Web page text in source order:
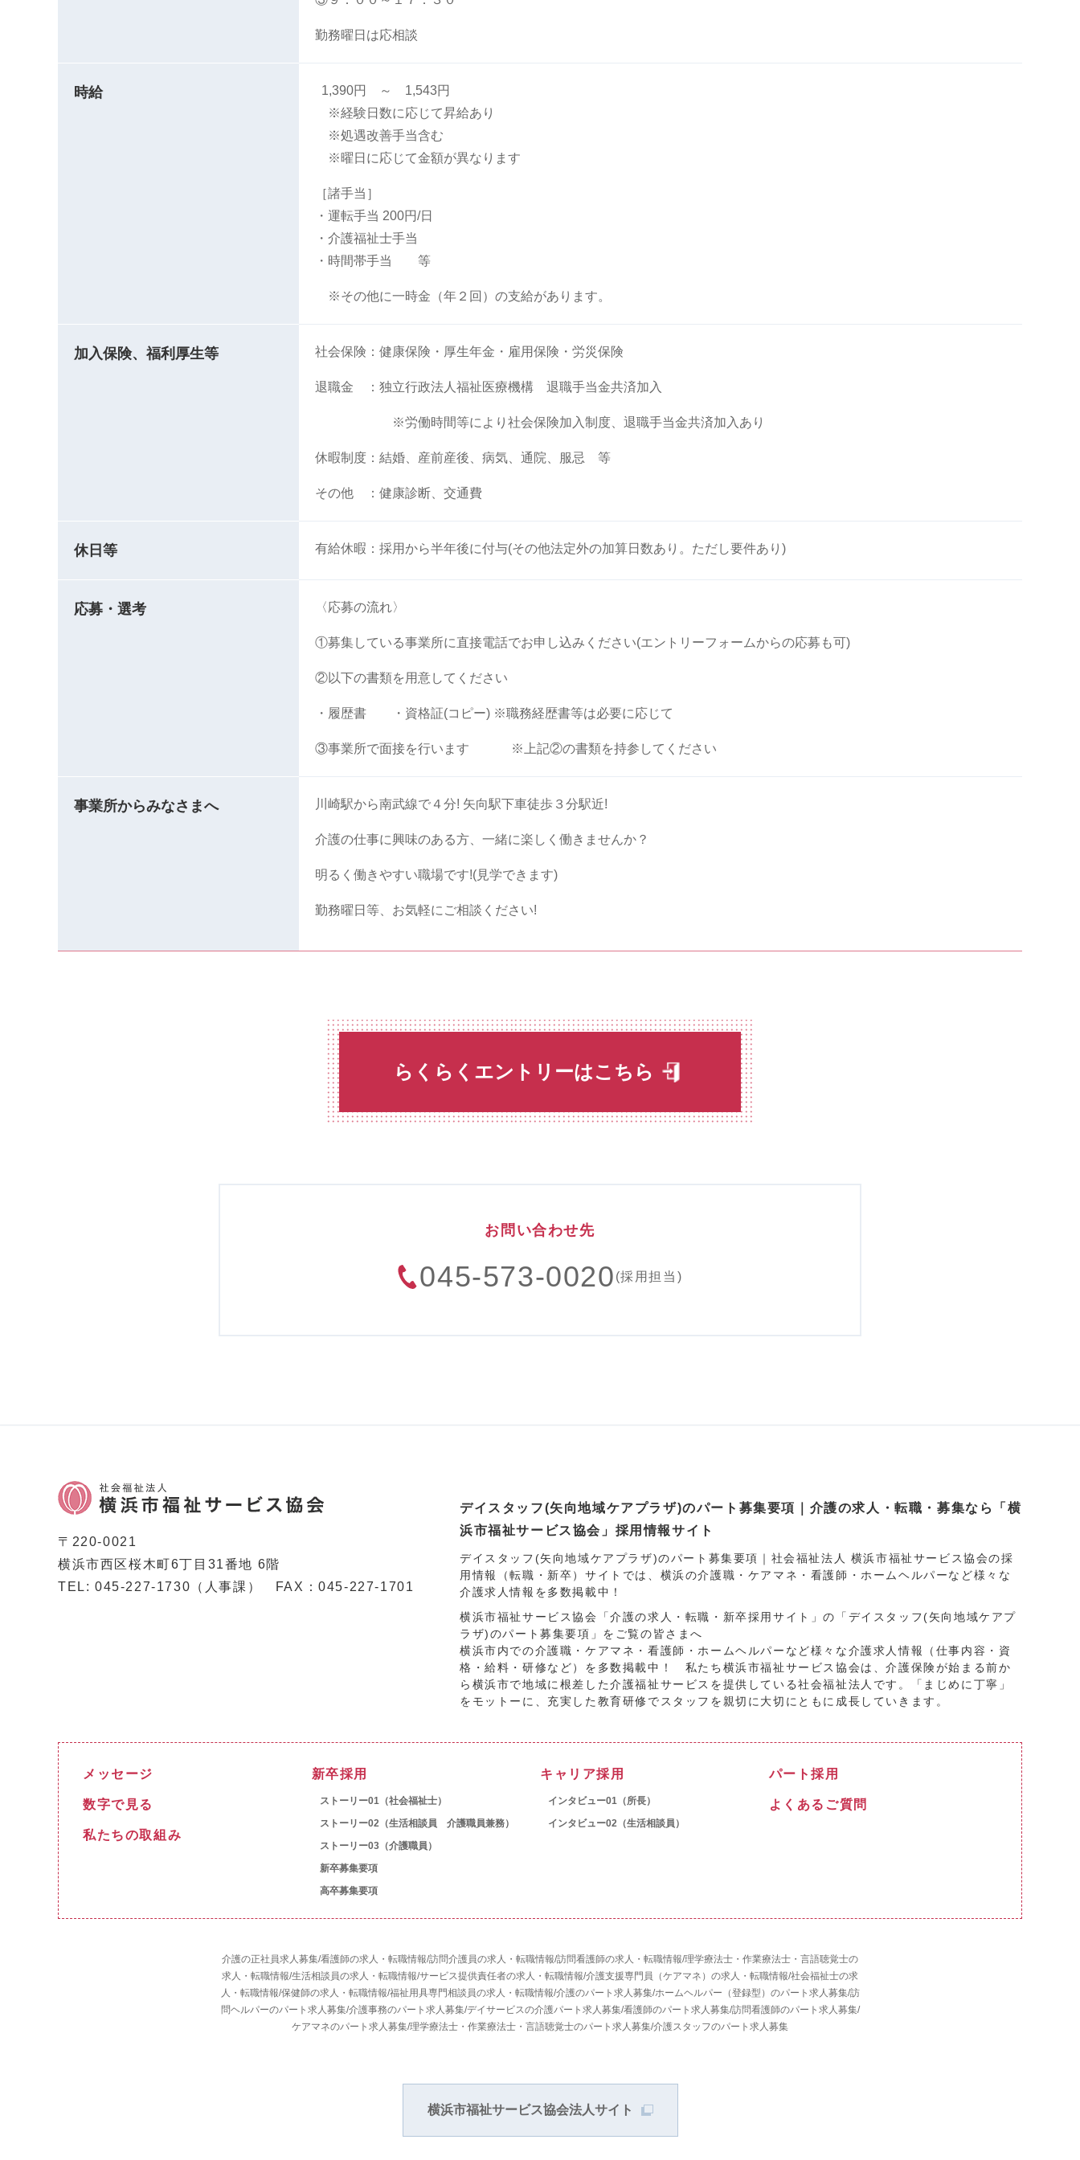
勤務曜日は応相談
時給
1,390円 ～ 1,543円
※経験日数に応じて昇給あり
※処遇改善手当含む
※曜日に応じて金額が異なります
［諸手当］
・運転手当 200円/日
・介護福祉士手当
・時間帯手当 等
※その他に一時金（年２回）の支給があります。
加入保険、福利厚生等 社会保険：健康保険・厚生年金・雇用保険・労災保険
退職金 ：独立行政法人福祉医療機構 退職手当金共済加入
※労働時間等により社会保険加入制度、退職手当金共済加入あり
休暇制度：結婚、産前産後、病気、通院、服忌 等
その他 ：健康診断、交通費
休日等 有給休暇：採用から半年後に付与(その他法定外の加算日数あり。ただし要件あり)
応募・選考 〈応募の流れ〉
①募集している事業所に直接電話でお申し込みください(エントリーフォームからの応募も可)
②以下の書類を用意してください
・履歴書 ・資格証(コピー) ※職務経歴書等は必要に応じて
③事業所で面接を行います ※上記②の書類を持参してください
事業所からみなさまへ 川崎駅から南武線で４分! 矢向駅下車徒歩３分駅近!
介護の仕事に興味のある方、一緒に楽しく働きませんか？
明るく働きやすい職場です!(見学できます)
勤務曜日等、お気軽にご相談ください!
らくらくエントリーはこちら
お問い合わせ先
045-573-0020 (採用担当)
〒220-0021
横浜市西区桜木町6丁目31番地 6階
TEL: 045-227-1730（人事課）
FAX：045-227-1701
デイスタッフ(矢向地域ケアプラザ)のパート募集要項｜介護の求人・転職・募集なら「横
浜市福祉サービス協会」採用情報サイト
デイスタッフ(矢向地域ケアプラザ)のパート募集要項｜社会福祉法人 横浜市福祉サービス協会の採
用情報（転職・新卒）サイトでは、横浜の介護職・ケアマネ・看護師・ホームヘルパーなど様々な
介護求人情報を多数掲載中！
横浜市福祉サービス協会「介護の求人・転職・新卒採用サイト」の「デイスタッフ(矢向地域ケアプ
ラザ)のパート募集要項」をご覧の皆さまへ
横浜市内での介護職・ケアマネ・看護師・ホームヘルパーなど様々な介護求人情報（仕事内容・資
格・給料・研修など）を多数掲載中！ 私たち横浜市福祉サービス協会は、介護保険が始まる前か
ら横浜市で地域に根差した介護福祉サービスを提供している社会福祉法人です。「まじめに丁寧」
をモットーに、充実した教育研修でスタッフを親切に大切にともに成長していきます。
メッセージ
数字で見る
私たちの取組み
新卒採用
ストーリー01（社会福祉士）
ストーリー02（生活相談員 介護職員兼務）
ストーリー03（介護職員）
新卒募集要項
高卒募集要項
キャリア採用
インタビュー01（所長）
インタビュー02（生活相談員）
パート採用
よくあるご質問
介護の正社員求人募集/看護師の求人・転職情報/訪問介護員の求人・転職情報/訪問看護師の求人・転職情報/理学療法士・作業療法士・言語聴覚士の
求人・転職情報/生活相談員の求人・転職情報/サービス提供責任者の求人・転職情報/介護支援専門員（ケアマネ）の求人・転職情報/社会福祉士の求
人・転職情報/保健師の求人・転職情報/福祉用具専門相談員の求人・転職情報/介護のパート求人募集/ホームヘルパー（登録型）のパート求人募集/訪
問ヘルパーのパート求人募集/介護事務のパート求人募集/デイサービスの介護パート求人募集/看護師のパート求人募集/訪問看護師のパート求人募集/
ケアマネのパート求人募集/理学療法士・作業療法士・言語聴覚士のパート求人募集/介護スタッフのパート求人募集
横浜市福祉サービス協会法人サイト